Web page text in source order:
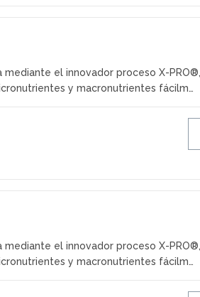
mediante el innovador proceso X-PRO®,
y macronutrientes fácilm…
mediante el innovador proceso X-PRO®,
y macronutrientes fácilm…